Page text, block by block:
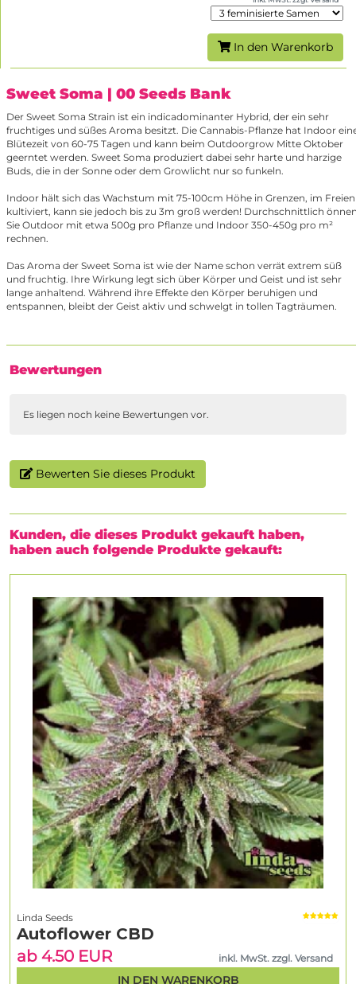
In den Warenkorb
Sweet Soma | 00 Seeds Bank
Der Sweet Soma Strain ist ein indicadominanter Hybrid, der ein sehr
fruchtiges und süßes Aroma besitzt. Die Cannabis-Pflanze hat Indoor
Blütezeit von 60-75 Tagen und kann beim Outdoorgrow Mitte Oktober
geerntet werden. Sweet Soma produziert dabei sehr harte und harzige
Buds, die in der Sonne oder dem Growlicht nur so funkeln.
Indoor hält sich das Wachstum mit 75-100cm Höhe in Grenzen, im Freien
kultiviert, kann sie jedoch bis zu 3m groß werden! Durchschnittlich
Sie Outdoor mit etwa 500g pro Pflanze und Indoor 350-450g pro m²
rechnen.
Das Aroma der Sweet Soma ist wie der Name schon verrät extrem süß
und fruchtig. Ihre Wirkung legt sich über Körper und Geist und ist sehr
lange anhaltend. Während ihre Effekte den Körper beruhigen und
entspannen, bleibt der Geist aktiv und schwelgt in tollen Tagträumen.
Bewertungen
Es liegen noch keine Bewertungen vor.
Bewerten Sie dieses Produkt
Kunden, die dieses Produkt gekauft haben,
haben auch folgende Produkte gekauft:
Linda Seeds
Autoflower CBD
ab 4.50 EUR
inkl. MwSt. zzgl. Versand
IN DEN WARENKORB